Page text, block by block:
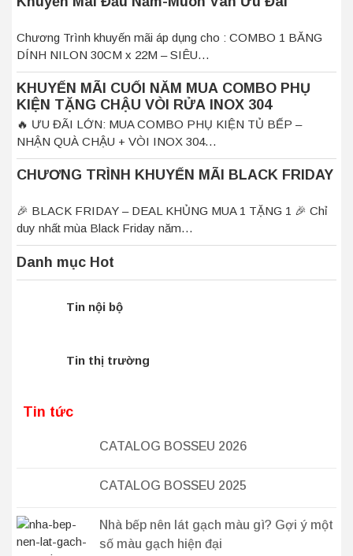
Chương Trình khuyến mãi áp dụng cho : COMBO 1 BĂNG
DÍNH NILON 30CM x 22M – SIÊU…
KHUYẾN MÃI CUỐI NĂM MUA COMBO PHỤ
KIỆN TẶNG CHẬU VÒI RỬA INOX 304
🔥 ƯU ĐÃI LỚN: MUA COMBO PHỤ KIỆN TỦ BẾP –
NHẬN QUÀ CHẬU + VÒI INOX 304…
CHƯƠNG TRÌNH KHUYẾN MÃI BLACK FRIDAY
🎉 BLACK FRIDAY – DEAL KHỦNG MUA 1 TẶNG 1 🎉 Chỉ
duy nhất mùa Black Friday năm…
Danh mục Hot
Tin nội bộ
Tin thị trường
Tin tức
CATALOG BOSSEU 2026
CATALOG BOSSEU 2025
Nhà bếp nên lát gạch màu gì? Gợi ý một
số màu gạch hiện đại